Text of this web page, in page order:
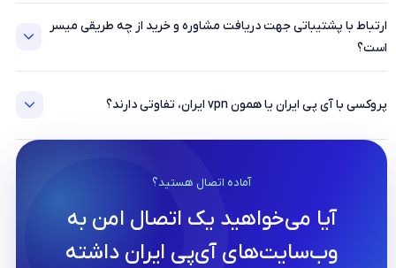
ارتباط با پشتیباتی جهت دریافت مشاوره و خرید از چه طریقی میسر
است؟
پروکسی با آی پی ایران یا همون vpn ایران، تفاوتی دارند؟
آماده اتصال هستید؟
آیا می‌خواهید یک اتصال امن به
وب‌سایت‌های آی‌پی ایران داشته